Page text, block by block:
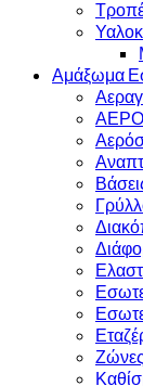
Αμάξωμα